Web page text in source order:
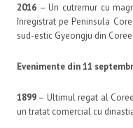
2016 – Un cutremur cu
înregistrat pe Peninsula
sud-estic Gyeongju din
Evenimente din 11
1899 – Ultimul regat al
un tratat comercial cu